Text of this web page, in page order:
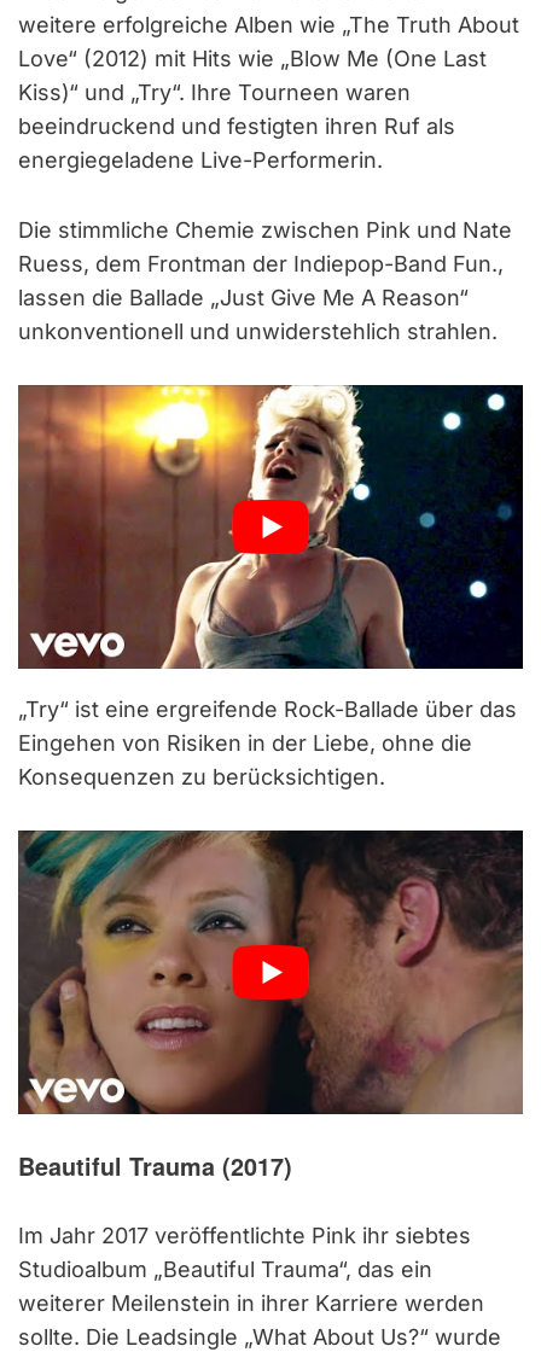
weitere erfolgreiche Alben wie „The Truth About
Love“ (2012) mit Hits wie „Blow Me (One Last
Kiss)“ und „Try“. Ihre Tourneen waren
beeindruckend und festigten ihren Ruf als
energiegeladene Live-Performerin.
Die stimmliche Chemie zwischen Pink und Nate
Ruess, dem Frontman der Indiepop-Band Fun.,
lassen die Ballade „Just Give Me A Reason“
unkonventionell und unwiderstehlich strahlen.
„Try“ ist eine ergreifende Rock-Ballade über das
Eingehen von Risiken in der Liebe, ohne die
Konsequenzen zu berücksichtigen.
Beautiful Trauma (2017)
Im Jahr 2017 veröffentlichte Pink ihr siebtes
Studioalbum „Beautiful Trauma“, das ein
weiterer Meilenstein in ihrer Karriere werden
sollte. Die Leadsingle „What About Us?“ wurde